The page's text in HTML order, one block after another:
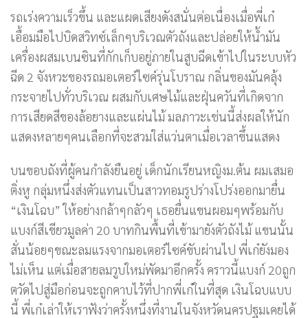
รถเร่งความเร็วขึ้น และแผดเสียงดังสนั่นต่อเนื่องเมื่อพี่เก๋
เอื้อมมือไปบิดสวิทซ์เล็กๆบริเวณตัวถังและปล่อยให้น้ำมัน
เครื่องผสมเบนซินที่กักเก็บอยู่ภายในสูบฉีดเข้าไปในระบบหัว
ฉีด 2 จังหวะของรถมอเตอร์ไซค์รุ่นโบราณ กลิ่นของมันคลุ้ง
กระจายไปทั่วบริเวณ ผสมกับเศษไม้และฝุ่นควันที่เกิดจาก
การเสียดสีของล้อยางและแผ่นไม้ มลภาวะเช่นนี้ส่งผลให้นัก
แสดงหลายๆคนเลือกที่จะสวมใส่แว่นตาเมื่อเวลาขึ้นแสดง
บนขอบถังที่ผู้คนกำลังยืนอยู่ เด็กนักเรียนหญิงม.ต้น ผมเสมอ
ติ่งหู กลุ่มหนึ่งส่งตัวแทนเป็นสาวทอมรูปร่างโปร่งออกมายื่น
“เงินโฉบ” ให้อย่างกล้าๆกลัวๆ เธอยื่นแขนผอมๆพร้อมกับ
แบงก์สีเขียวมูลค่า 20 บาทกินพื้นที่เข้ามายังตัวถังไม้ แขนนั้น
สั่นน้อยๆขณะลมแรงจากมอเตอร์ไซค์ขับผ่านไป พี่เก๋ยังมอง
ไม่เห็น แต่เมื่อสายลมวูบใหม่พัดมาอีกครั้ง คราวนี้แบงก์ 20ถูก
ตวัดไปสู่มือก่อนจะถูกคาบไว้ที่ปากพี่เก๋ในที่สุด เงินโฉบแบบ
นี้ พี่เก๋เล่าให้เราฟังว่าครั้งหนึ่งที่งานในจังหวัดนครปฐมเคยได้